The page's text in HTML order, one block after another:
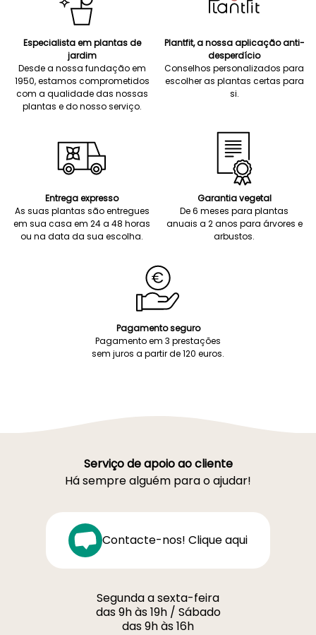
Especialista em plantas de
jardim
Desde a nossa fundação em
1950, estamos comprometidos
com a qualidade das nossas
plantas e do nosso serviço.
Plantfit, a nossa aplicação anti-
desperdício
Conselhos personalizados para
escolher as plantas certas para
si.
Entrega expresso
As suas plantas são entregues
em sua casa em 24 a 48 horas
ou na data da sua escolha.
Garantia vegetal
De 6 meses para plantas
anuais a 2 anos para árvores e
arbustos.
Pagamento seguro
Pagamento em 3 prestações
sem juros a partir de 120 euros.
Serviço de apoio ao cliente
Há sempre alguém para o ajudar!
Contacte-nos! Clique aqui
Segunda a sexta-feira
das 9h às 19h / Sábado
das 9h às 16h